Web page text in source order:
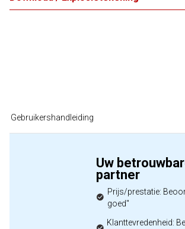
Gebruikershandleiding
Uw
partner
Prijs/prestatie:
goed"
Klanttevredenheid: